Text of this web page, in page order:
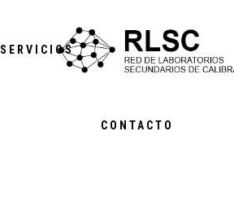
SERVICIOS
CONTACTO